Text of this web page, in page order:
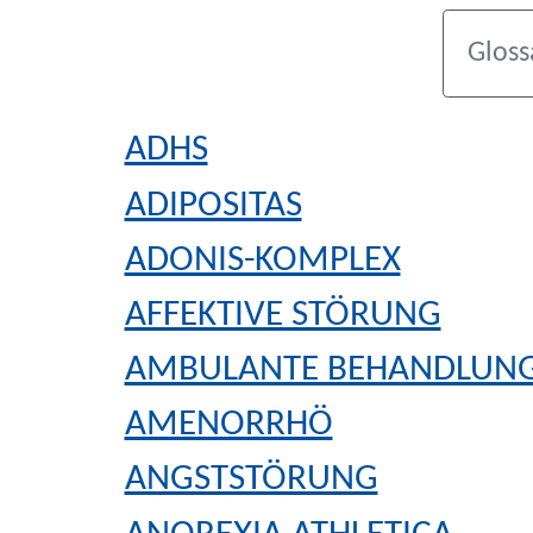
ADHS
ADIPOSITAS
ADONIS-KOMPLEX
AFFEKTIVE STÖRUNG
AMBULANTE
AMENORRHÖ
ANGSTSTÖRUNG